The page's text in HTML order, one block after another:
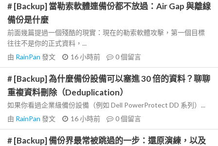
# [Backup] 當勒索軟體連備份都不放過：Air Gap 與離線
備份是什麼
前面幾篇提過一個殘酷的現實：現在的勒索軟體攻擊，第一個目標
往往不是你的正式資料，...
由 RainPan 發文 16 小時前 0個留言
# [Backup] 為什麼備份設備可以塞進 30 倍的資料？聊聊
重複資料刪除（Deduplication）
如果你看過企業級備份設備（例如 Dell PowerProtect DD 系列）...
由 RainPan 發文 16 小時前 0個留言
# [Backup] 備份界最常被跳過的一步：還原演練，以及